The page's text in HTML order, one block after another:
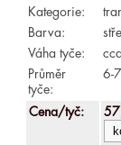
Kategorie:
Barva:
Váha tyče:
Průměr
tyče:
6-
Cena/tyč: